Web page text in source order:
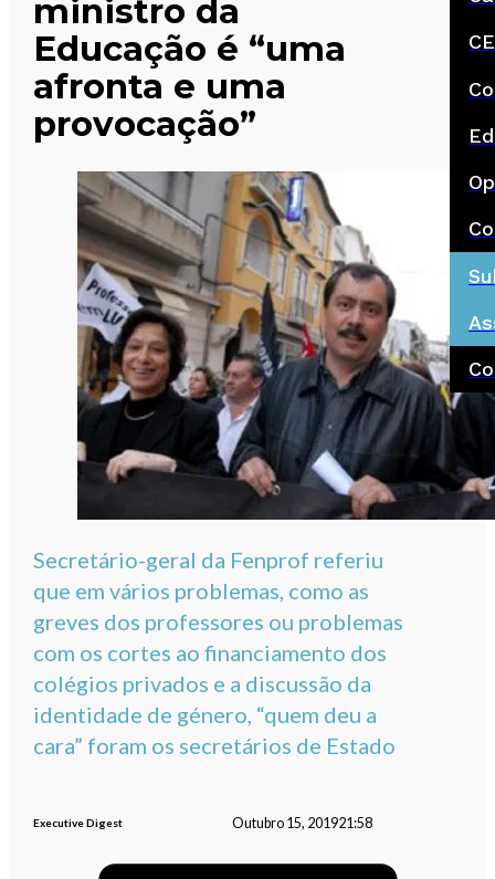
ministro da
Educação é “uma
afronta e uma
provocação”
Secretário-geral da Fenprof referiu
que em vários problemas, como as
greves dos professores ou problemas
com os cortes ao financiamento dos
colégios privados e a discussão da
identidade de género, “quem deu a
cara” foram os secretários de Estado
Executive Digest Outubro 15, 201921:58